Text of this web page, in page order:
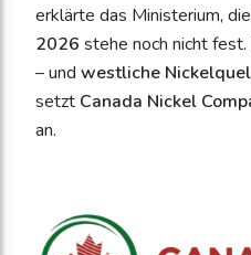
erklärte das Ministerium,
2026 stehe noch nicht
– und westliche
setzt Canada Nickel
an.